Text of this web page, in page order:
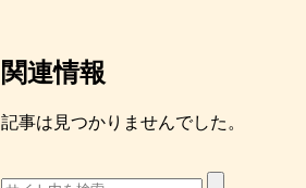
関連情報
記事は見つかりませんでした。